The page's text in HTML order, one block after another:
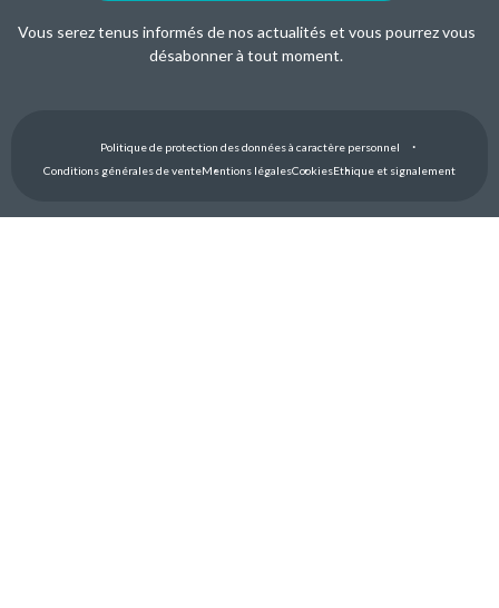
Vous serez tenus informés de nos actualités et vous pourrez vous
désabonner à tout moment.
Politique de protection des données à caractère personnel
Conditions générales de venteMentions légalesCookiesEthique et signalement